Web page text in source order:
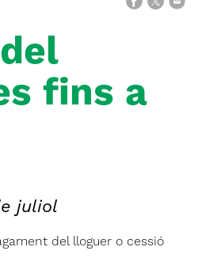
fins a
juliol
del lloguer o cessió